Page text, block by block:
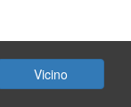
Vicino